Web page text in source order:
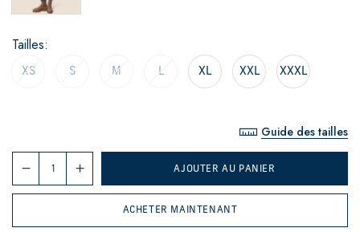
Tailles
XS S M L XL XXL XXXL
Guide des tailles
AJOUTER AU PANIER
ACHETER MAINTENANT